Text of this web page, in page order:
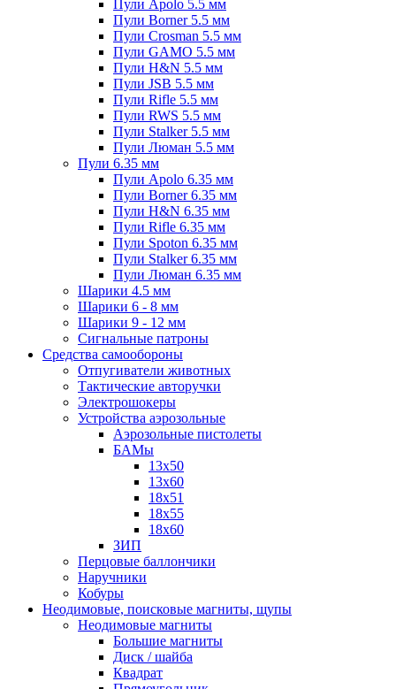
Пули Apolo 5.5 мм
Пули Borner 5.5 мм
Пули Crosman 5.5 мм
Пули GAMO 5.5 мм
Пули H&N 5.5 мм
Пули JSB 5.5 мм
Пули Rifle 5.5 мм
Пули RWS 5.5 мм
Пули Stalker 5.5 мм
Пули Люман 5.5 мм
Пули 6.35 мм
Пули Apolo 6.35 мм
Пули Borner 6.35 мм
Пули H&N 6.35 мм
Пули Rifle 6.35 мм
Пули Spoton 6.35 мм
Пули Stalker 6.35 мм
Пули Люман 6.35 мм
Шарики 4.5 мм
Шарики 6 - 8 мм
Шарики 9 - 12 мм
Сигнальные патроны
Средства самообороны
Отпугиватели животных
Тактические авторучки
Электрошокеры
Устройства аэрозольные
Аэрозольные пистолеты
БАМы
13х50
13х60
18х51
18х55
18х60
ЗИП
Перцовые баллончики
Наручники
Кобуры
Неодимовые, поисковые магниты, щупы
Неодимовые магниты
Большие магниты
Диск / шайба
Квадрат